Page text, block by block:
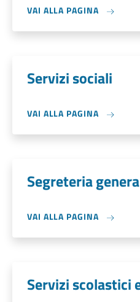
VAI ALLA PAGINA
Servizi sociali
VAI ALLA PAGINA
Segreteria
VAI ALLA PAGINA
Servizi scolastici